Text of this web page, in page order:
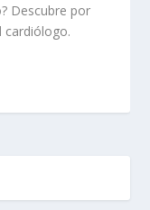
Descubre por
cardiólogo.